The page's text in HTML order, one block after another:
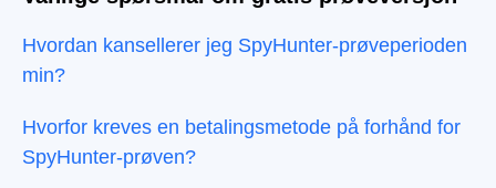
Hvordan kansellerer jeg SpyHunter-prøveperioden
min?
Hvorfor kreves en betalingsmetode på forhånd for
SpyHunter-prøven?